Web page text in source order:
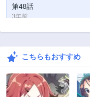
第48話
3年前
第46話
第44話
第42話
3年前
こちらもおすすめ